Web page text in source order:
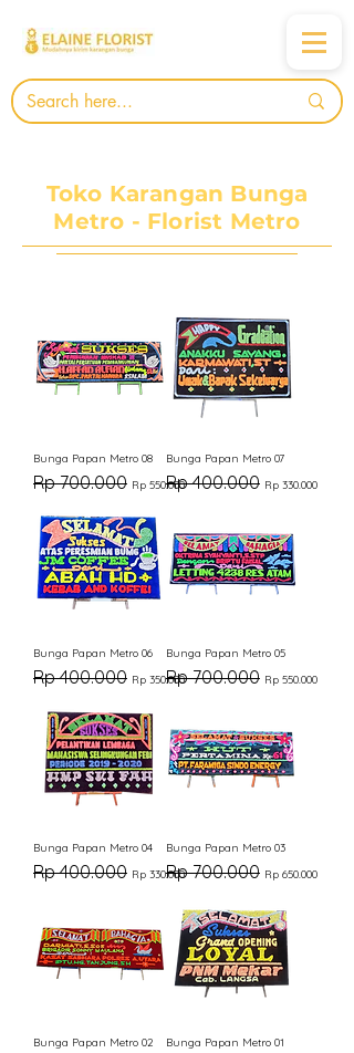
Toko Karangan Bunga
Metro - Florist Metro
Bunga Papan Metro 08
Harga Reguler
Rp 700.000 Harga Promosi
Rp 550.000
Bunga Papan Metro 07
Harga Reguler
Rp 400.000 Rp 330.000
Bunga Papan Metro 06
Harga Reguler
Rp 400.000 Harga Promosi
Rp 350.000
Bunga Papan Metro 05
Harga Reguler
Rp 700.000 Rp 550.000
Bunga Papan Metro 04
Harga Reguler
Rp 400.000 Harga Promosi
Rp 330.000
Bunga Papan Metro 03
Harga Reguler
Rp 700.000 Rp 650.000
Bunga Papan Metro 02
Bunga Papan Metro 01